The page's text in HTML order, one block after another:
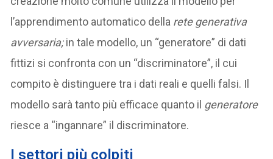
l’apprendimento automatico della rete generativa
avversaria;in tale modello, un “generatore” di dati
fittizi si confronta con un “discriminatore”, il cui
compito è distinguere tra i dati reali e quelli falsi. Il
modello sarà tanto più efficace quanto il generatore
riesce a “ingannare” il discriminatore.
I settori più colpiti